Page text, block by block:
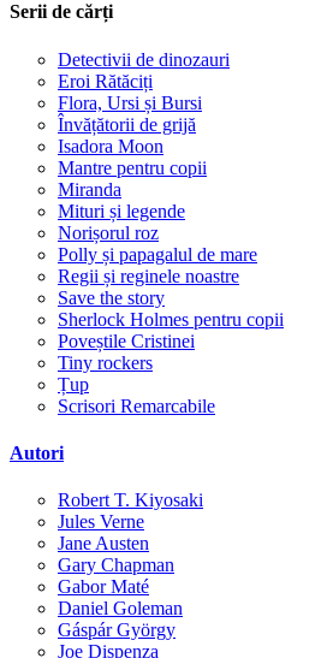
Serii de cărți
Detectivii de dinozauri
Eroi Rătăciți
Flora, Ursi și Bursi
Învățătorii de grijă
Isadora Moon
Mantre pentru copii
Miranda
Mituri și legende
Norișorul roz
Polly și papagalul de mare
Regii și reginele noastre
Save the story
Sherlock Holmes pentru copii
Poveștile Cristinei
Tiny rockers
Țup
Scrisori Remarcabile
Autori
Robert T. Kiyosaki
Jules Verne
Jane Austen
Gary Chapman
Gabor Maté
Daniel Goleman
Gáspár György
Joe Dispenza